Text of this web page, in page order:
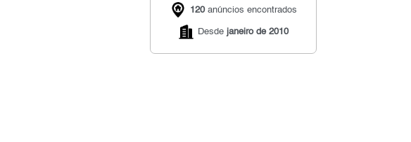
120anúncios encontrados
Desde janeiro de 2010